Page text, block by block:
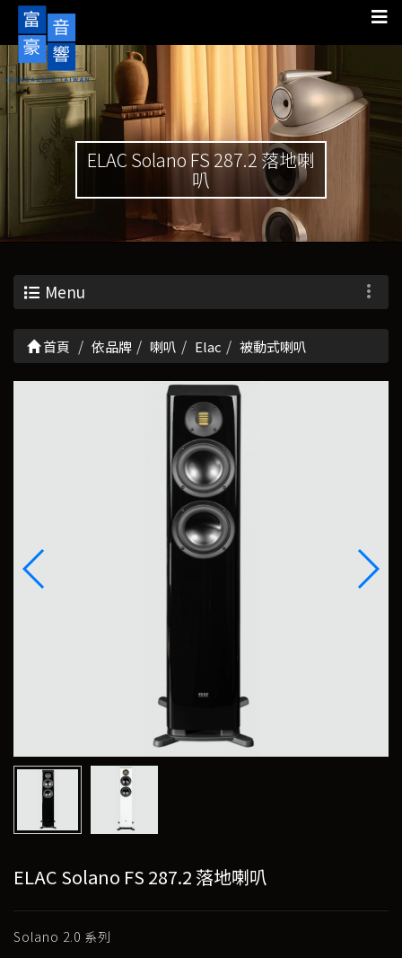
ELAC Solano FS 287.2 落地喇
叭
Menu
首頁 依品牌 喇叭 Elac 被動式喇叭
ELAC Solano FS 287.2 落地喇叭
Solano 2.0 系列